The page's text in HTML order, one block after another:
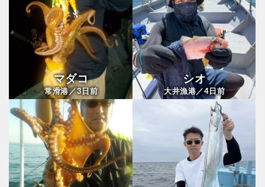
マダコ
常滑港／3日前
シオ
大井漁港／4 日前